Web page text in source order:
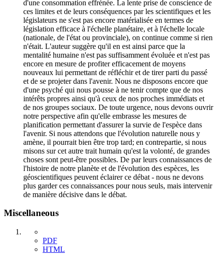
d'une consommation effrénée. La lente prise de conscience de
ces limites et de leurs conséquences par les scientifiques et les
législateurs ne s'est pas encore matérialisée en termes de
législation efficace à l'échelle planétaire, et à l'échelle locale
(nationale, de l'état ou provinciale), on continue comme si rien
n'était. L'auteur suggère qu'il en est ainsi parce que la
mentalité humaine n'est pas suffisamment évoluée et n'est pas
encore en mesure de profiter efficacement de moyens
nouveaux lui permettant de réfléchir et de tirer parti du passé
et de se projeter dans l'avenir. Nous ne disposons encore que
d'une psyché qui nous pousse à ne tenir compte que de nos
intérêts propres ainsi qu'à ceux de nos proches immédiats et
de nos groupes sociaux. De toute urgence, nous devons ouvrir
notre perspective afin qu'elle embrasse les mesures de
planification permettant d'assurer la survie de l'espèce dans
l'avenir. Si nous attendons que l'évolution naturelle nous y
amène, il pourrait bien être trop tard; en contrepartie, si nous
misons sur cet autre trait humain qu'est la volonté, de grandes
choses sont peut-être possibles. De par leurs connaissances de
l'histoire de notre planète et de l'évolution des espèces, les
géoscientifiques peuvent éclairer ce débat - nous ne devons
plus garder ces connaissances pour nous seuls, mais intervenir
de manière décisive dans le débat.
Miscellaneous
PDF
HTML